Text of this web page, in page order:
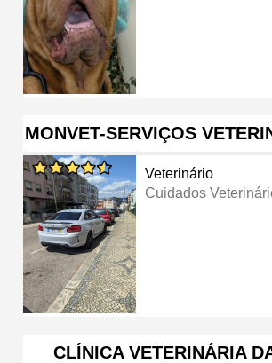
MONVET-SERVIÇOS
Veterinário
Cuidados
CLÍNICA VETERINÁRIA